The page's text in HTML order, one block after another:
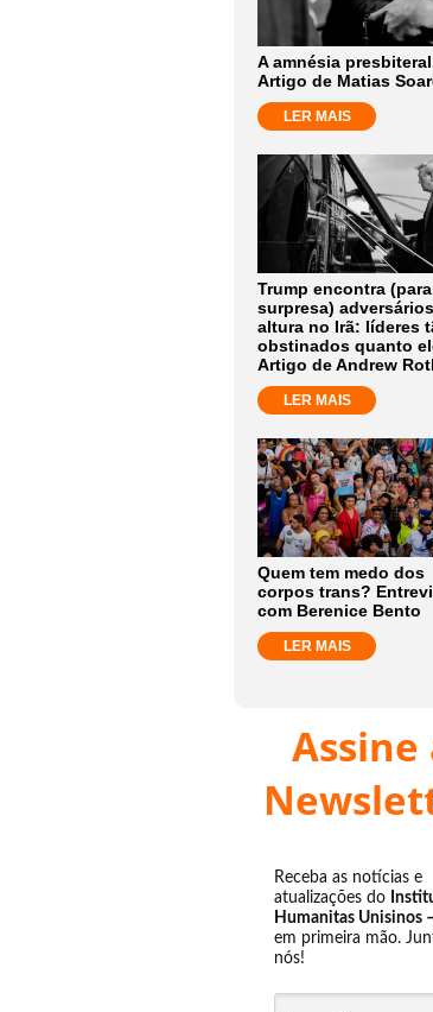
A amnésia
Artigo de Matias
LER MAIS
Trump encontra
surpresa)
altura no Irã: líderes
obstinados quanto
Artigo de Andrew
LER MAIS
Quem tem medo dos
corpos trans?
com Berenice Bento
LER MAIS
Assine
Receba as notícias e
atualizações do
Humanitas Unisinos
em primeira mão.
nós!